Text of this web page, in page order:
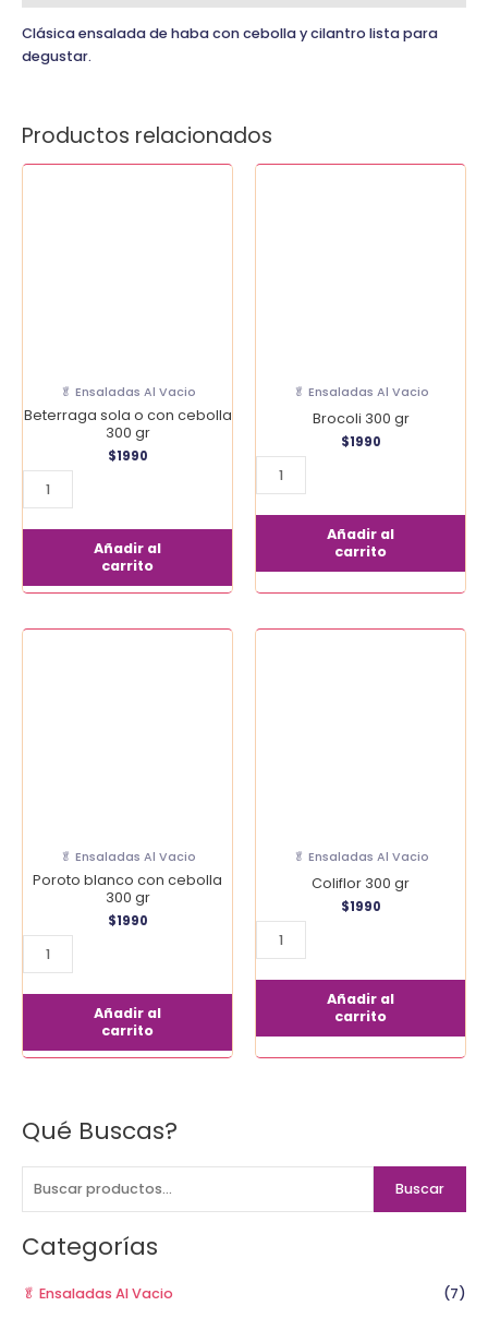
Qué Buscas?
B
c
a
p
Buscar
Categorías
🥬 Ensaladas Al Vacio
(7)
Clásica ensalada de haba con cebolla y cilantro lista para
degustar.
Productos relacionados
🥬 Ensaladas Al Vacio
Beterraga sola o con cebolla
300 gr
$1990
Añadir al
carrito
🥬 Ensaladas Al Vacio
Brocoli 300 gr
$1990
Añadir al
carrito
🥬 Ensaladas Al Vacio
Poroto blanco con cebolla
300 gr
$1990
Añadir al
carrito
🥬 Ensaladas Al Vacio
Coliflor 300 gr
$1990
Añadir al
carrito